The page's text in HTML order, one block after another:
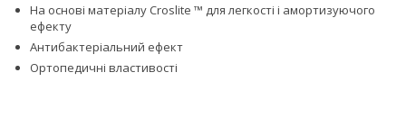
На основі матеріалу Croslite ™ для легкості і амортизуючого
ефекту
Антибактеріальний ефект
Ортопедичні властивості